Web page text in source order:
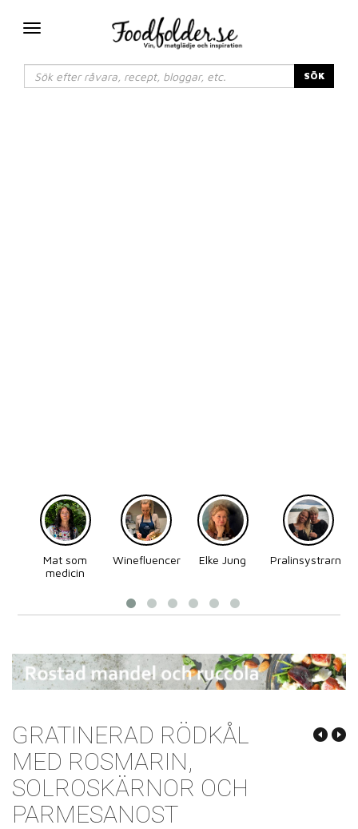
Växla
SÖK
Mat som
medicin
Winefluencer Elke Jung
Pralinsystrarna
GRATINERAD RÖDKÅL
MED ROSMARIN,
SOLROSKÄRNOR OCH
PARMESANOST